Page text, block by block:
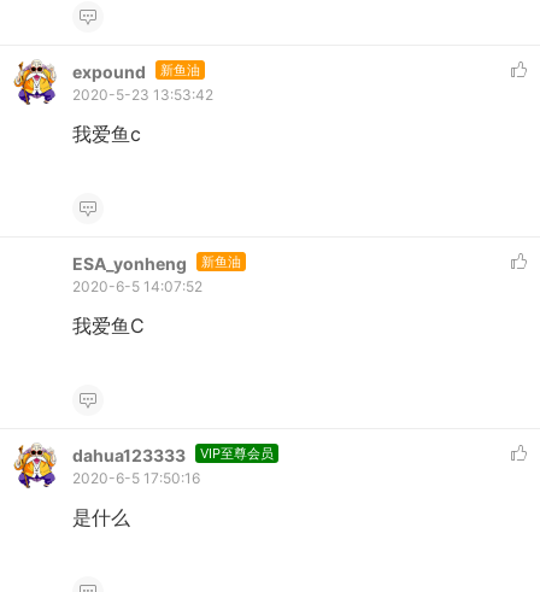
expound 新鱼油
2020-5-23 13:53:42
我爱鱼c
ESA_yonheng 新鱼油
2020-6-5 14:07:52
我爱鱼C
dahua123333 VIP至尊会员
2020-6-5 17:50:16
是什么